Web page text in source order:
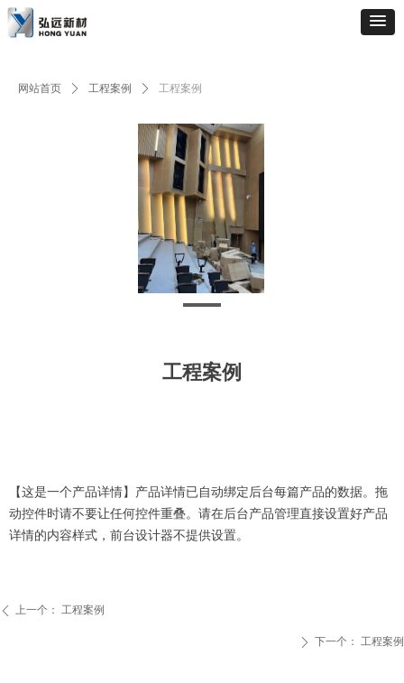
网站首页 ꄲ 工程案例 ꄲ 工程案例
工程案例
ꄴ 上一个： 工程案例
ꄲ 下一个： 工程案例
【这是一个产品详情】产品详情已自动绑定后台每篇产品的数据。拖
动控件时请不要让任何控件重叠。请在后台产品管理直接设置好产品
详情的内容样式，前台设计器不提供设置。